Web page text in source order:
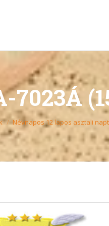
7023Á
Névnapos 12 lapos asztali